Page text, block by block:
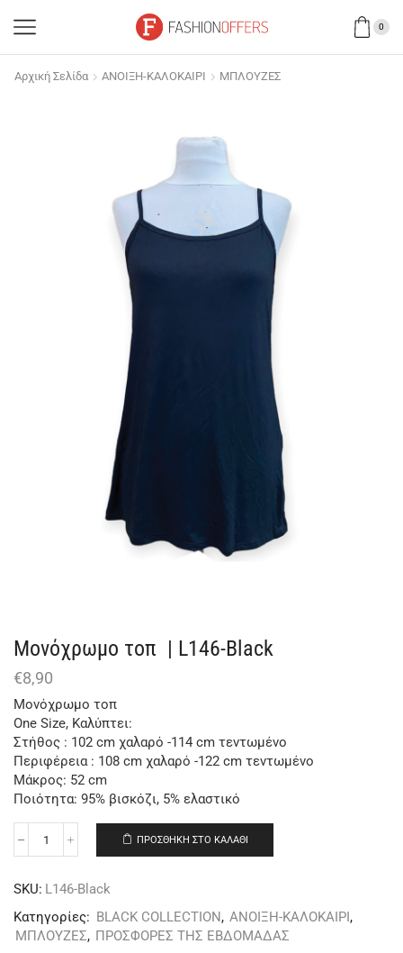
0
Αρχική Σελίδα ΑΝΟΙΞΗ-ΚΑΛΟΚΑΙΡΙ ΜΠΛΟΥΖΕΣ
Μονόχρωμο τοπ | L146-Black
€8,90
Μονόχρωμο τοπ
One Size, Καλύπτει:
Στήθος : 102 cm χαλαρό -114 cm τεντωμένο
Περιφέρεια : 108 cm χαλαρό -122 cm τεντωμένο
Μάκρος: 52 cm
Ποιότητα: 95% βισκόζι, 5% ελαστικό
ΠΡΟΣΘΉΚΗ ΣΤΟ ΚΑΛΆΘΙ
SKU: L146-Black
Κατηγορίες: BLACK COLLECTION , ΑΝΟΙΞΗ-ΚΑΛΟΚΑΙΡΙ ,
ΜΠΛΟΥΖΕΣ, ΠΡΟΣΦΟΡΕΣ ΤΗΣ ΕΒΔΟΜΑΔΑΣ